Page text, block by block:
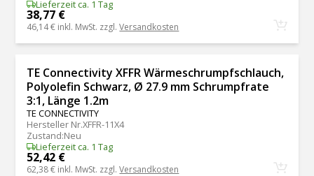
Lieferzeit ca. 1 Tag
38,77 €
46,14 € inkl. MwSt. zzgl.Versandkosten
TE Connectivity XFFR Wärmeschrumpfschlauch,
Polyolefin Schwarz, Ø 27.9 mm Schrumpfrate
3:1, Länge 1.2m
TE CONNECTIVITY
Hersteller Nr.XFFR-11X4
Zustand:Neu
Lieferzeit ca. 1 Tag
52,42 €
62,38 € inkl. MwSt. zzgl.Versandkosten